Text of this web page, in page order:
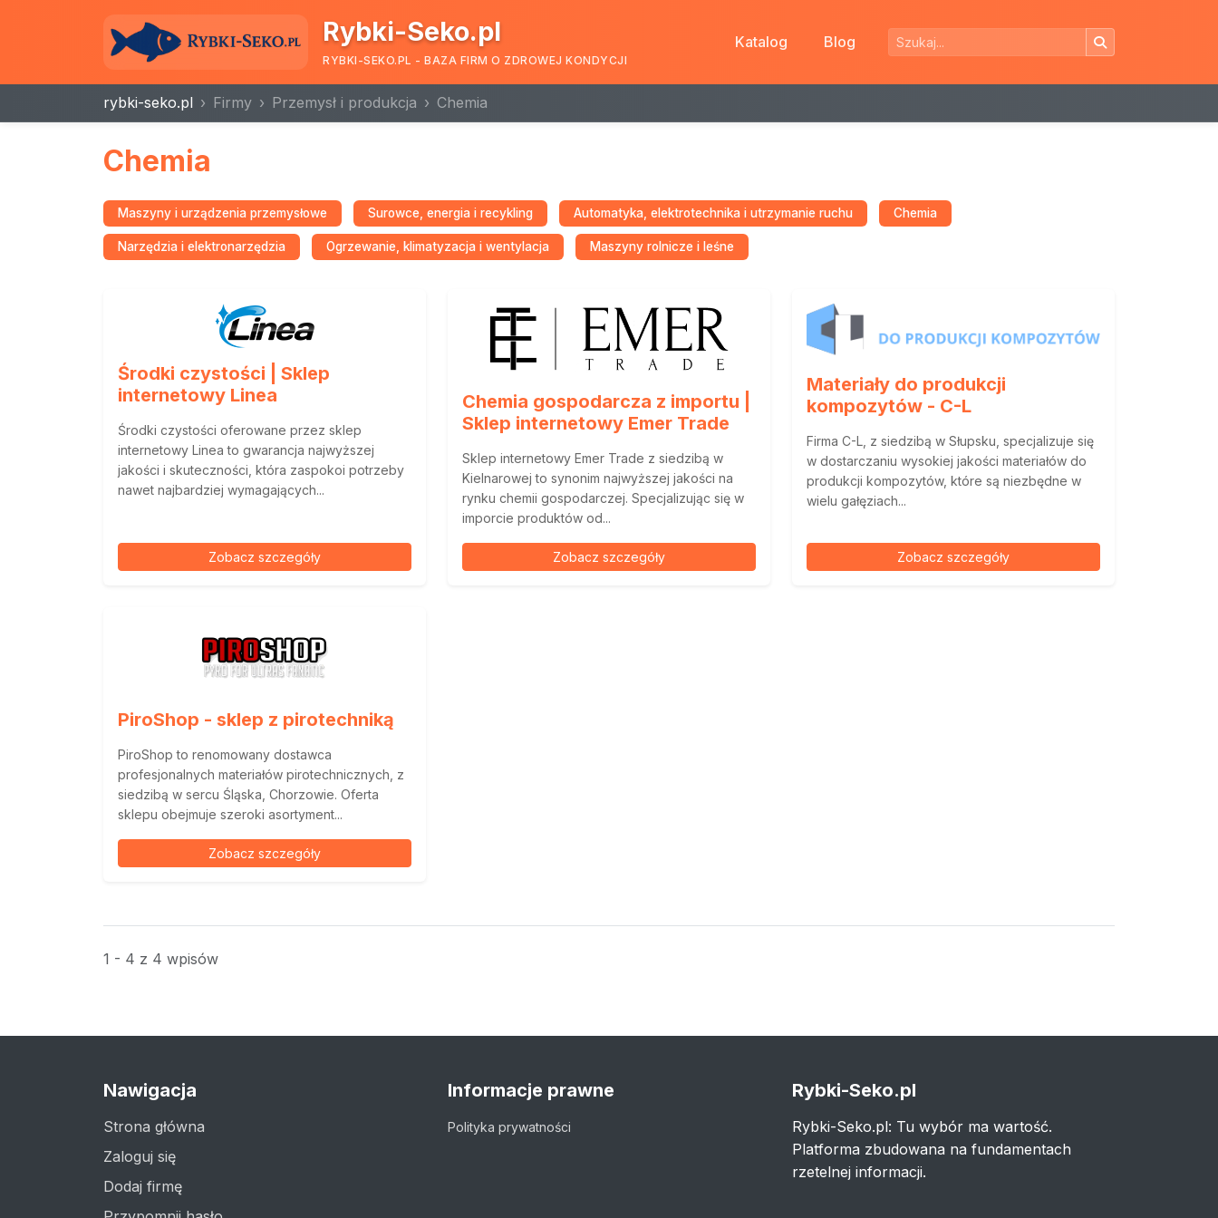
Rybki-Seko.pl
RYBKI-SEKO.PL - BAZA FIRM O ZDROWEJ KONDYCJI
Katalog Blog
rybki-seko.pl Firmy Przemysł i produkcja Chemia
Chemia
Maszyny i urządzenia przemysłowe Surowce, energia i recykling Automatyka, elektrotechnika i utrzymanie ruchu Chemia
Narzędzia i elektronarzędzia Ogrzewanie, klimatyzacja i wentylacja Maszyny rolnicze i leśne
Środki czystości | Sklep
internetowy Linea
Środki czystości oferowane przez sklep
internetowy Linea to gwarancja najwyższej
jakości i skuteczności, która zaspokoi potrzeby
nawet najbardziej wymagających...
Zobacz szczegóły
Chemia gospodarcza z importu |
Sklep internetowy Emer Trade
Sklep internetowy Emer Trade z siedzibą w
Kielnarowej to synonim najwyższej jakości na
rynku chemii gospodarczej. Specjalizując się w
imporcie produktów od...
Zobacz szczegóły
Materiały do produkcji
kompozytów - C-L
Firma C-L, z siedzibą w Słupsku, specjalizuje się
w dostarczaniu wysokiej jakości materiałów do
produkcji kompozytów, które są niezbędne w
wielu gałęziach...
Zobacz szczegóły
PiroShop - sklep z pirotechniką
PiroShop to renomowany dostawca
profesjonalnych materiałów pirotechnicznych, z
siedzibą w sercu Śląska, Chorzowie. Oferta
sklepu obejmuje szeroki asortyment...
Zobacz szczegóły
1 - 4 z 4 wpisów
Nawigacja
Strona główna
Zaloguj się
Dodaj firmę
Informacje prawne
Polityka prywatności
Rybki-Seko.pl
Rybki-Seko.pl: Tu wybór ma wartość.
Platforma zbudowana na fundamentach
rzetelnej informacji.